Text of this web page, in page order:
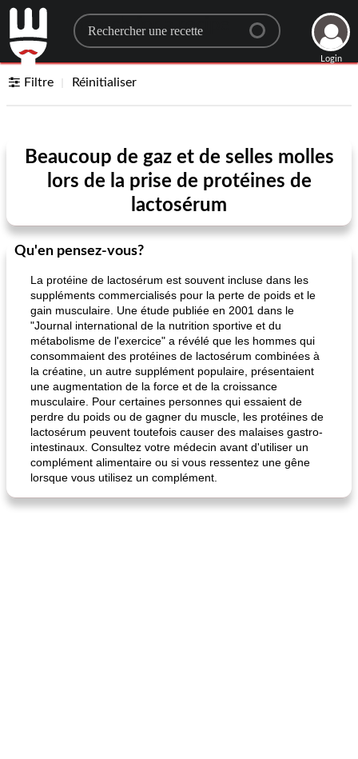
Search for a recipe
Login
Filtre Réinitialiser
Beaucoup de gaz et de selles molles
lors de la prise de protéines de
lactosérum
Qu'en pensez-vous?
La protéine de lactosérum est souvent incluse dans les
suppléments commercialisés pour la perte de poids et le
gain musculaire. Une étude publiée en 2001 dans le
"Journal international de la nutrition sportive et du
métabolisme de l'exercice" a révélé que les hommes qui
consommaient des protéines de lactosérum combinées à
la créatine, un autre supplément populaire, présentaient
une augmentation de la force et de la croissance
musculaire. Pour certaines personnes qui essaient de
perdre du poids ou de gagner du muscle, les protéines de
lactosérum peuvent toutefois causer des malaises gastro-
intestinaux. Consultez votre médecin avant d'utiliser un
complément alimentaire ou si vous ressentez une gêne
lorsque vous utilisez un complément.